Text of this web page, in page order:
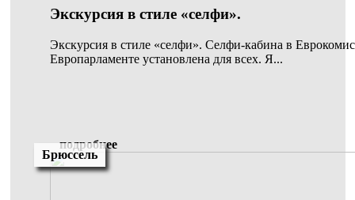
Экскурсия в стиле «селфи».
Экскурсия в стиле «селфи». Селфи-кабина в
Европарламенте установлена для всех. Я...
подробнее
Брюссель